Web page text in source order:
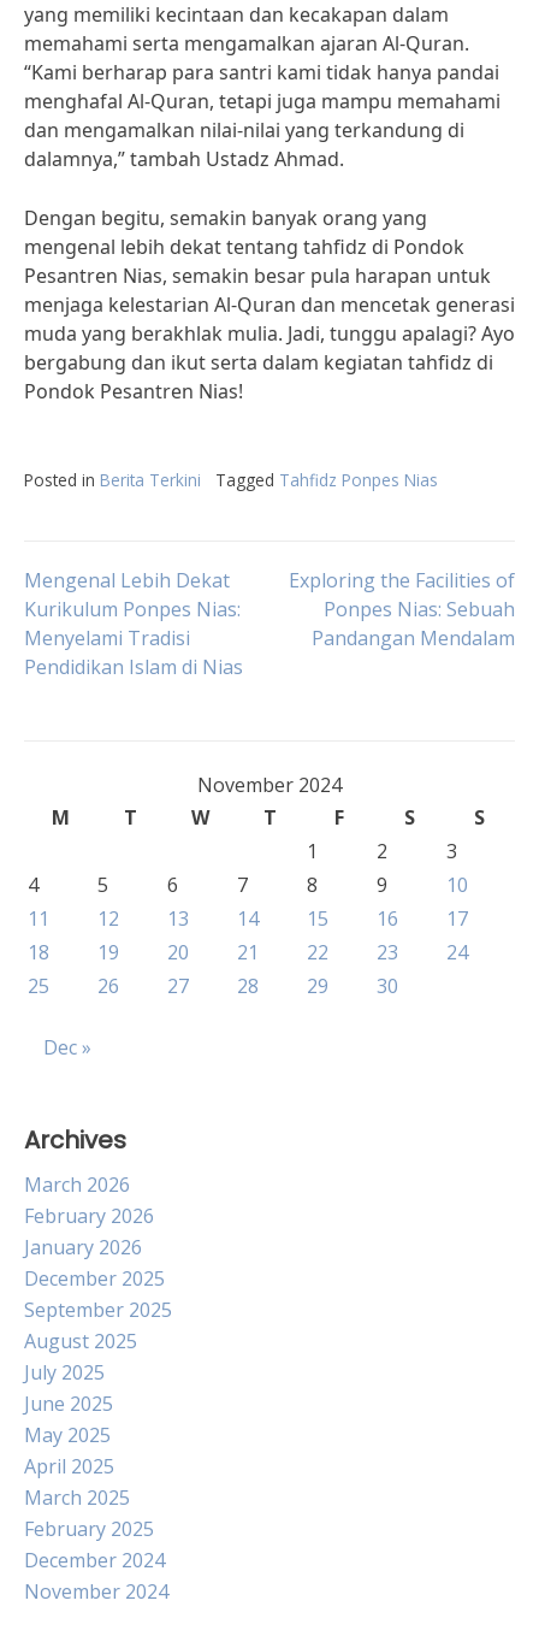
yang memiliki kecintaan dan kecakapan dalam
memahami serta mengamalkan ajaran Al-Quran.
“Kami berharap para santri kami tidak hanya pandai
menghafal Al-Quran, tetapi juga mampu memahami
dan mengamalkan nilai-nilai yang terkandung di
dalamnya,” tambah Ustadz Ahmad.
Dengan begitu, semakin banyak orang yang
mengenal lebih dekat tentang tahfidz di Pondok
Pesantren Nias, semakin besar pula harapan untuk
menjaga kelestarian Al-Quran dan mencetak generasi
muda yang berakhlak mulia. Jadi, tunggu apalagi? Ayo
bergabung dan ikut serta dalam kegiatan tahfidz di
Pondok Pesantren Nias!
Posted in Berita Terkini Tagged Tahfidz Ponpes Nias
Post
navigation
Mengenal Lebih Dekat
Kurikulum Ponpes Nias:
Menyelami Tradisi
Pendidikan Islam di Nias
Exploring the Facilities of
Ponpes Nias: Sebuah
Pandangan Mendalam
November 2024
M
T W T F S
S
1
2
3
4
5 6 7 8 9
10
11
12 13 14 15 16
17
18
19 20 21 22 23
24
25
26 27 28 29 30
Dec »
Archives
March 2026
February 2026
January 2026
December 2025
September 2025
August 2025
July 2025
June 2025
May 2025
April 2025
March 2025
February 2025
December 2024
November 2024